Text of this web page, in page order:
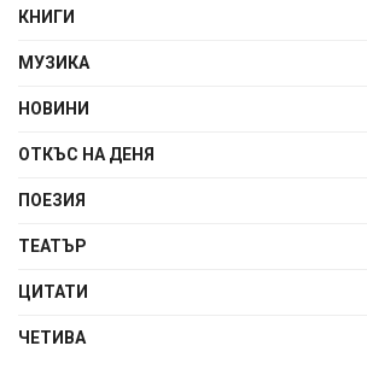
КНИГИ
МУЗИКА
НОВИНИ
ОТКЪС НА ДЕНЯ
ПОЕЗИЯ
ТЕАТЪР
ЦИТАТИ
ЧЕТИВА